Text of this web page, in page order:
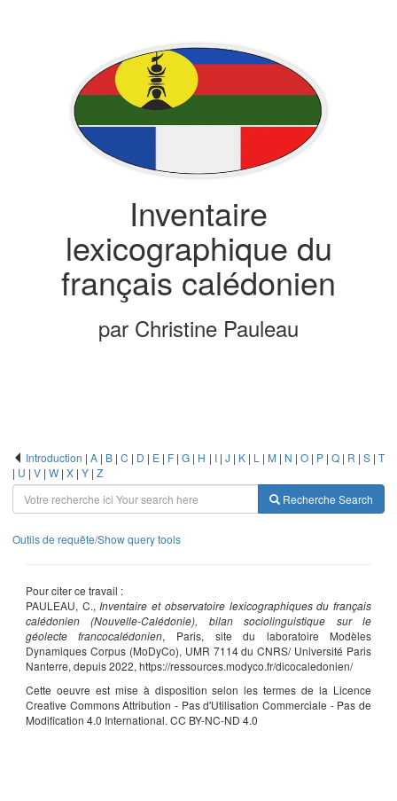
Inventaire
lexicographique du
français calédonien
par Christine Pauleau
Introduction |A | B |C | D | E | F |G | H | I| J | K| L | M| N | O| P|Q | R |S |T
| U | V| W| X| Y| Z
Recherche Search
Outils de requête/Show query tools
Pour citer ce travail :
PAULEAU, C., Inventaire et observatoire lexicographiques du français
calédonien (Nouvelle-Calédonie), bilan sociolinguistique sur le
géolecte francocalédonien, Paris, site du laboratoire Modèles
Dynamiques Corpus (MoDyCo), UMR 7114 du CNRS/ Université Paris
Nanterre, depuis 2022, https://ressources.modyco.fr/dicocaledonien/
Cette oeuvre est mise à disposition selon les termes de la Licence
Creative Commons Attribution - Pas d'Utilisation Commerciale - Pas de
Modification 4.0 International. CC BY-NC-ND 4.0